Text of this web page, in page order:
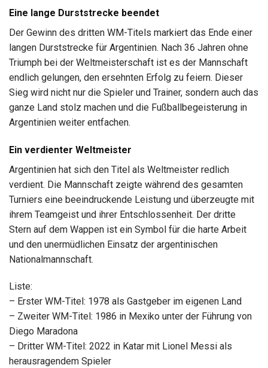
Eine lange Durststrecke beendet
Der Gewinn des dritten WM-Titels markiert das Ende einer
langen Durststrecke für Argentinien. Nach 36 Jahren ohne
Triumph bei der Weltmeisterschaft ist es der Mannschaft
endlich gelungen, den ersehnten Erfolg zu feiern. Dieser
Sieg wird nicht nur die Spieler und Trainer, sondern auch das
ganze Land stolz machen und die Fußballbegeisterung in
Argentinien weiter entfachen.
Ein verdienter Weltmeister
Argentinien hat sich den Titel als Weltmeister redlich
verdient. Die Mannschaft zeigte während des gesamten
Turniers eine beeindruckende Leistung und überzeugte mit
ihrem Teamgeist und ihrer Entschlossenheit. Der dritte
Stern auf dem Wappen ist ein Symbol für die harte Arbeit
und den unermüdlichen Einsatz der argentinischen
Nationalmannschaft.
Liste:
– Erster WM-Titel: 1978 als Gastgeber im eigenen Land
– Zweiter WM-Titel: 1986 in Mexiko unter der Führung von
Diego Maradona
– Dritter WM-Titel: 2022 in Katar mit Lionel Messi als
herausragendem Spieler